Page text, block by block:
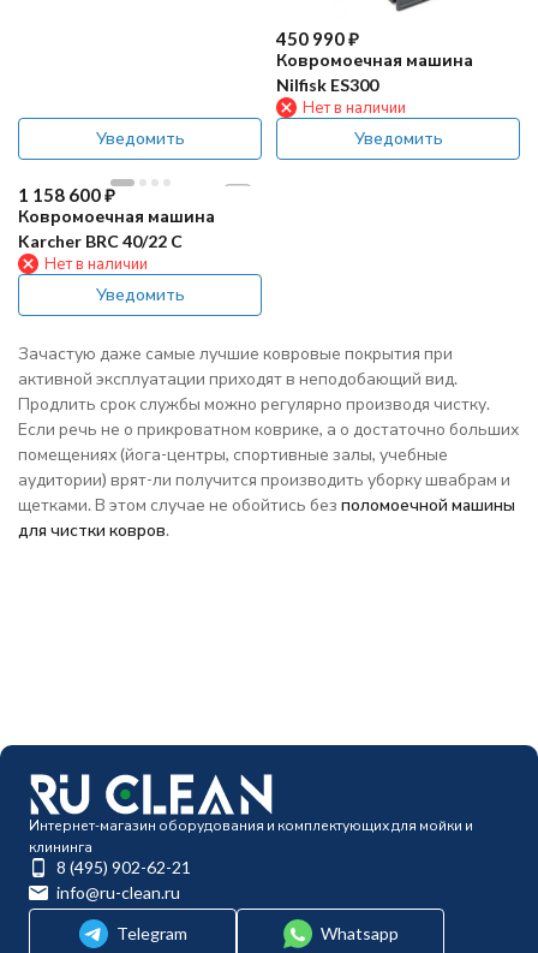
Уведомить
450 990₽
Ковромоечная машина
Nilfisk ES300
Нет в наличии
Уведомить
1 158 600₽
Ковромоечная машина
Karcher BRC 40/22 C
Нет в наличии
Уведомить
Зачастую даже самые лучшие ковровые покрытия при
активной эксплуатации приходят в неподобающий вид.
Продлить срок службы можно регулярно производя чистку.
Если речь не о прикроватном коврике, а о достаточно больших
помещениях (йога-центры, спортивные залы, учебные
аудитории) врят-ли получится производить уборку швабрам и
щетками. В этом случае не обойтись без поломоечной машины
для чистки ковров.
Интернет-магазин оборудования и комплектующих для мойки и
клининга
8 (495) 902-62-21
info@ru-clean.ru
Telegram
Whatsapp